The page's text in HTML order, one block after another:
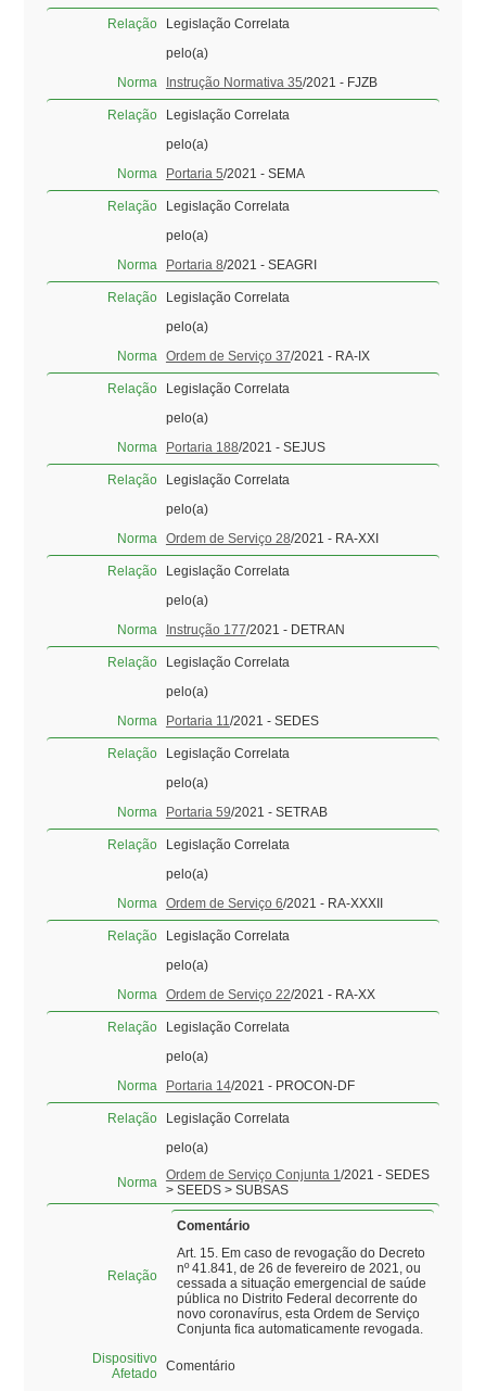
Relação
Legislação Correlata
pelo(a)
Norma
Instrução Normativa 35/2021 - FJZB
Relação
Legislação Correlata
pelo(a)
Norma
Portaria 5/2021 - SEMA
Relação
Legislação Correlata
pelo(a)
Norma
Portaria 8/2021 - SEAGRI
Relação
Legislação Correlata
pelo(a)
Norma
Ordem de Serviço 37/2021 - RA-IX
Relação
Legislação Correlata
pelo(a)
Norma
Portaria 188/2021 - SEJUS
Relação
Legislação Correlata
pelo(a)
Norma
Ordem de Serviço 28/2021 - RA-XXI
Relação
Legislação Correlata
pelo(a)
Norma
Instrução 177/2021 - DETRAN
Relação
Legislação Correlata
pelo(a)
Norma
Portaria 11 /2021 - SEDES
Relação
Legislação Correlata
pelo(a)
Norma
Portaria 59/2021 - SETRAB
Relação
Legislação Correlata
pelo(a)
Norma
Ordem de Serviço 6/2021 - RA-XXXII
Relação
Legislação Correlata
pelo(a)
Norma
Ordem de Serviço 22/2021 - RA-XX
Relação
Legislação Correlata
pelo(a)
Norma
Portaria 14/2021 - PROCON-DF
Relação
Legislação Correlata
pelo(a)
Norma Ordem de Serviço Conjunta 1 /2021 - SEDES
> SEEDS > SUBSAS
Relação
Comentário
Art. 15. Em caso de revogação do Decreto
nº 41.841, de 26 de fevereiro de 2021, ou
cessada a situação emergencial de saúde
pública no Distrito Federal decorrente do
novo coronavírus, esta Ordem de Serviço
Conjunta fica automaticamente revogada.
Dispositivo
Afetado Comentário